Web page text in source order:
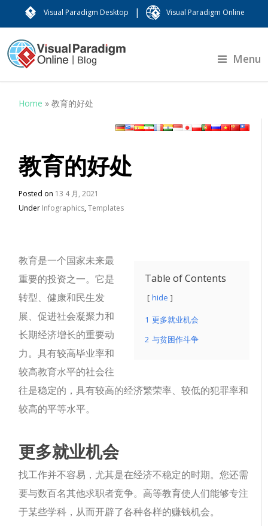
Visual Paradigm Desktop | Visual Paradigm Online
Menu
Home »教育的好处
教育的好处
Posted on 13 4 月, 2021
Under Infographics,Templates
Table of Contents
hide
1 更多就业机会
2 与贫困作斗争
教育是一个国家未来最
重要的投资之一。它是
转型、健康和民生发
展、促进社会凝聚力和
长期经济增长的重要动
力。具有较高毕业率和
较高教育水平的社会往
往是稳定的，具有较高的经济繁荣率、较低的犯罪率和
较高的平等水平。
更多就业机会
找工作并不容易，尤其是在经济不稳定的时期。您还需
要与数百名其他求职者竞争。高等教育使人们能够专注
于某些学科，从而开辟了各种各样的赚钱机会。